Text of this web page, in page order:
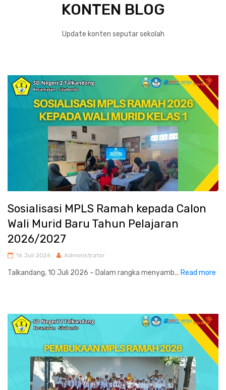
KONTEN BLOG
Update konten seputar sekolah
Sosialisasi MPLS Ramah kepada Calon
Wali Murid Baru Tahun Pelajaran
2026/2027
16 Juli 2026 Administrator
Talkandang, 10 Juli 2026 – Dalam rangka menyamb... Read more